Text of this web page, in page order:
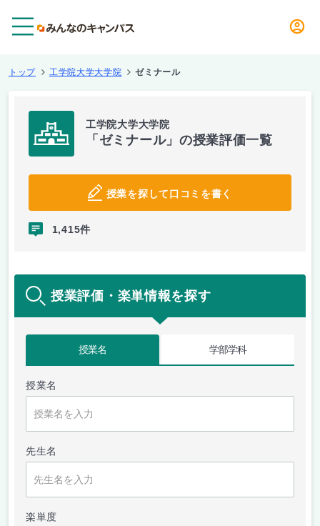
トップ 工学院大学大学院 ゼミナール
工学院大学大学院
「ゼミナール」の授業評価一覧
授業を探して口コミを書く
1,415件
授業評価・楽単情報を探す
授業名 学部学科
授業名
先生名
楽単度